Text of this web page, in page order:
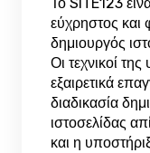
Το SITE123
εύχρηστος και
δημιουργός
Οι τεχνικοί
εξαιρετικά
διαδικασία
ιστοσελίδας
και η